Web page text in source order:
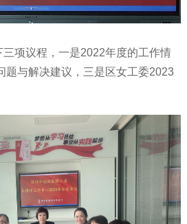
项议程，一是2022年度的工作情
题与解决建议，三是区女工委2023